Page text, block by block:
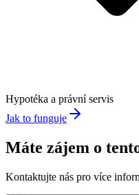
Hypotéka a právní servis
Jak to funguje
Máte zájem o
Kontaktujte nás pro více